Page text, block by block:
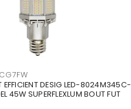
EFFICIENT DESIG LED-8024M345C-
45W SUPERFLEXLUM BOUT FUT